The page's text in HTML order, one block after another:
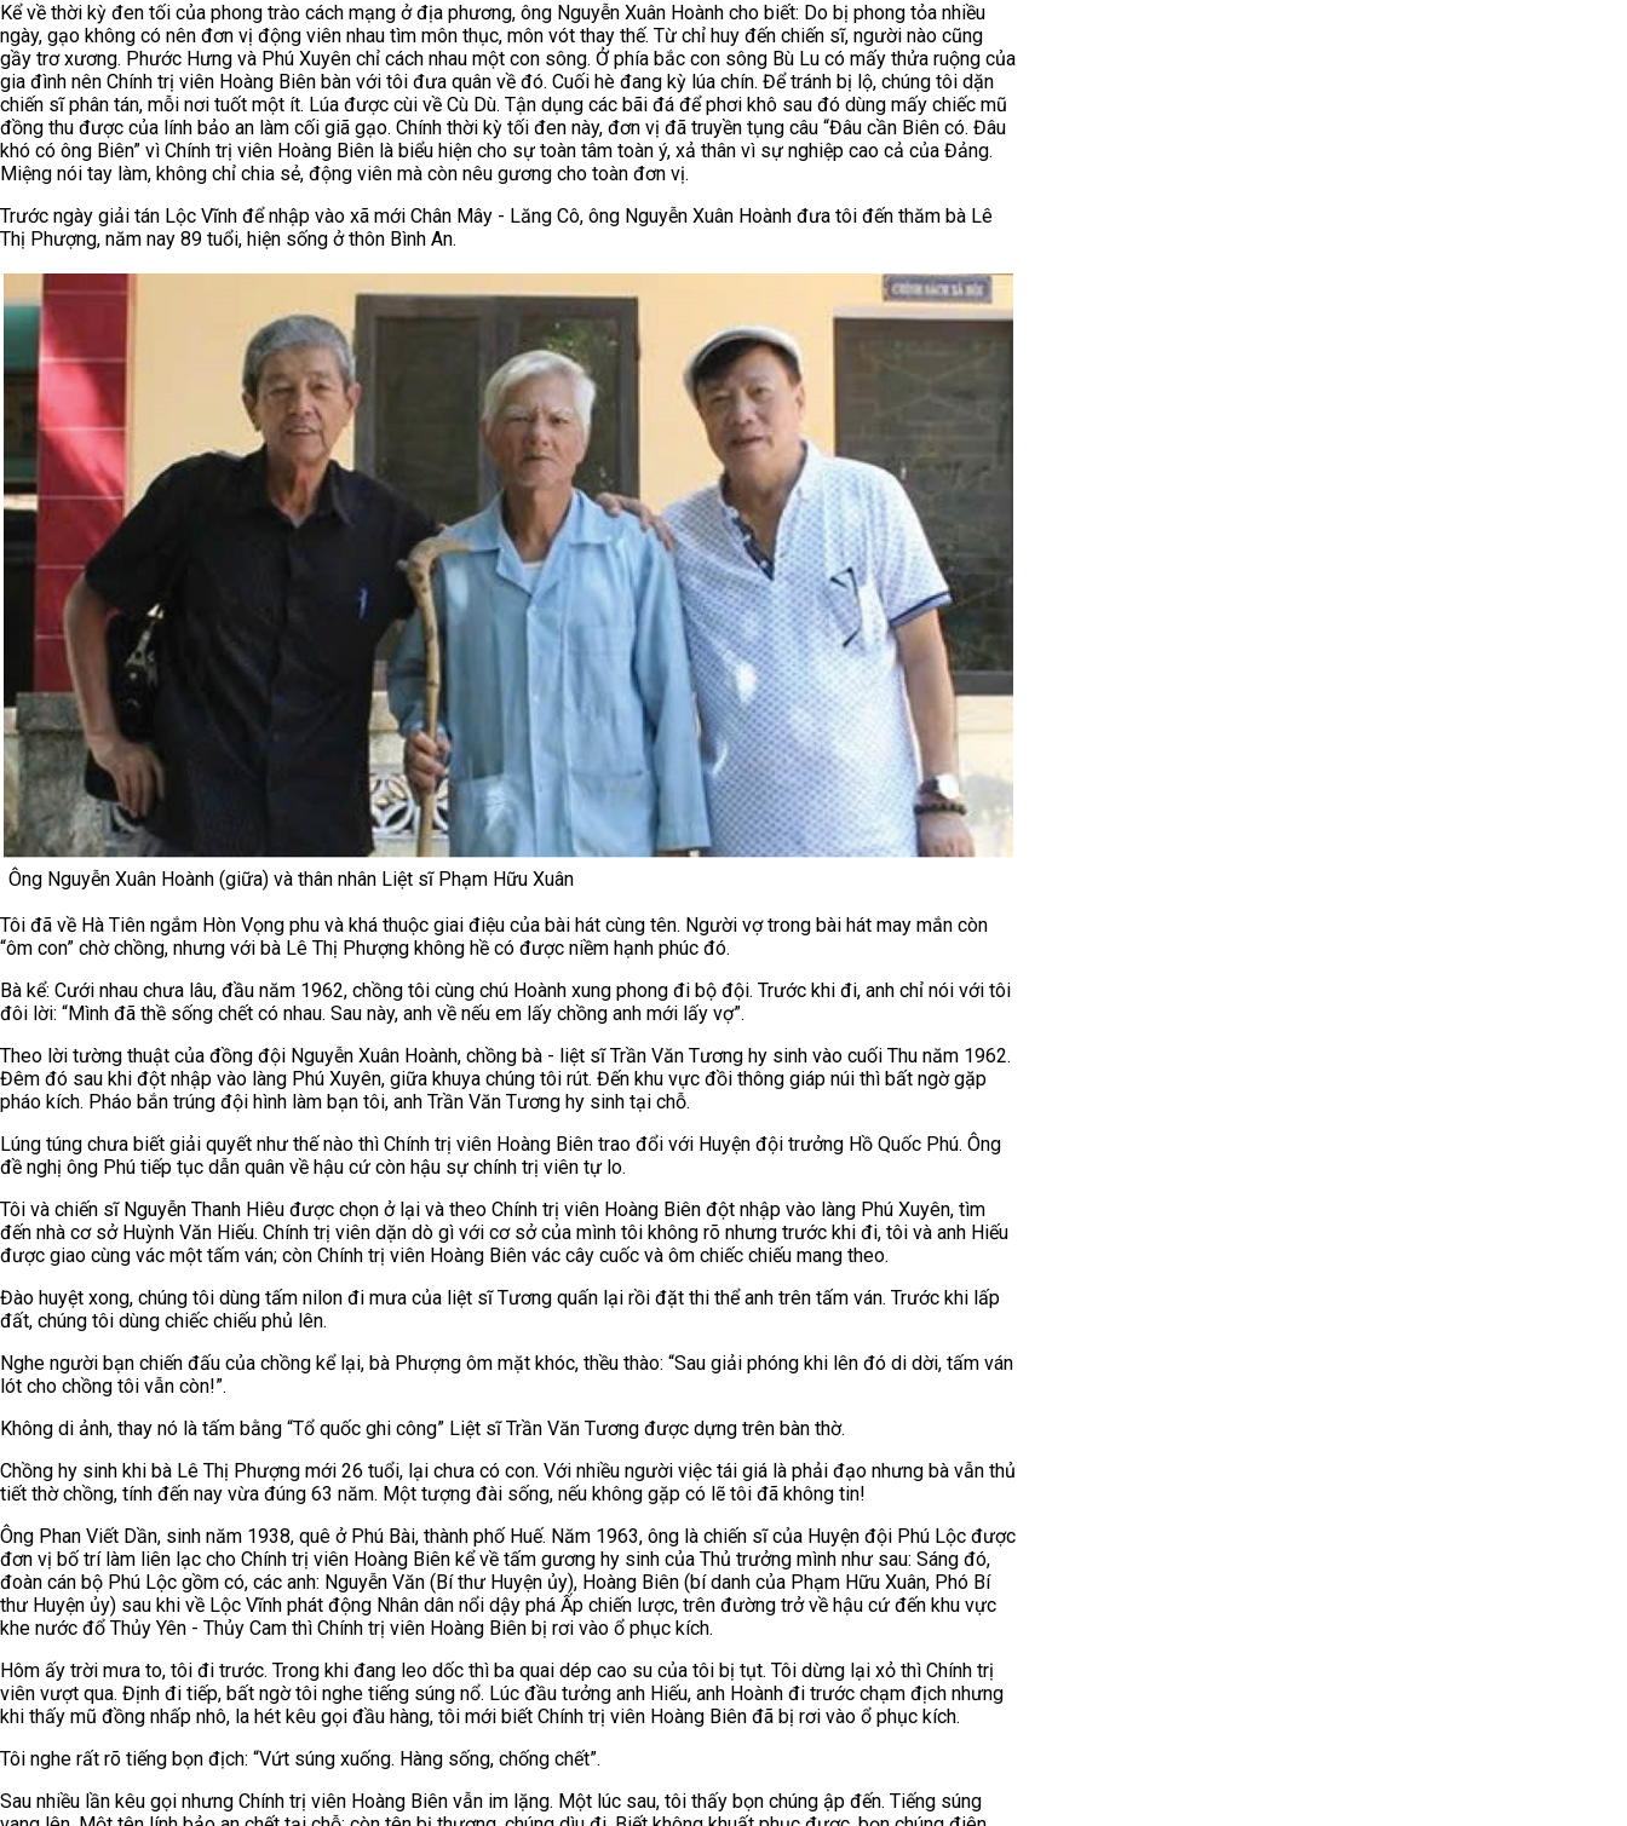
Kể về thời kỳ đen tối của phong trào cách mạng ở địa phương, ông Nguyễn Xuân Hoành cho biết: Do bị phong tỏa nhiều
ngày, gạo không có nên đơn vị động viên nhau tìm môn thục, môn vót thay thế. Từ chỉ huy đến chiến sĩ, người nào cũng
gầy trơ xương. Phước Hưng và Phú Xuyên chỉ cách nhau một con sông. Ở phía bắc con sông Bù Lu có mấy thửa ruộng của
gia đình nên Chính trị viên Hoàng Biên bàn với tôi đưa quân về đó. Cuối hè đang kỳ lúa chín. Để tránh bị lộ, chúng tôi dặn
chiến sĩ phân tán, mỗi nơi tuốt một ít. Lúa được cùi về Cù Dù. Tận dụng các bãi đá để phơi khô sau đó dùng mấy chiếc mũ
đồng thu được của lính bảo an làm cối giã gạo. Chính thời kỳ tối đen này, đơn vị đã truyền tụng câu “Đâu cần Biên có. Đâu
khó có ông Biên” vì Chính trị viên Hoàng Biên là biểu hiện cho sự toàn tâm toàn ý, xả thân vì sự nghiệp cao cả của Đảng.
Miệng nói tay làm, không chỉ chia sẻ, động viên mà còn nêu gương cho toàn đơn vị.
Trước ngày giải tán Lộc Vĩnh để nhập vào xã mới Chân Mây - Lăng Cô, ông Nguyễn Xuân Hoành đưa tôi đến thăm bà Lê
Thị Phượng, năm nay 89 tuổi, hiện sống ở thôn Bình An.
Ông Nguyễn Xuân Hoành (giữa) và thân nhân Liệt sĩ Phạm Hữu Xuân
Tôi đã về Hà Tiên ngắm Hòn Vọng phu và khá thuộc giai điệu của bài hát cùng tên. Người vợ trong bài hát may mắn còn
“ôm con” chờ chồng, nhưng với bà Lê Thị Phượng không hề có được niềm hạnh phúc đó.
Bà kể: Cưới nhau chưa lâu, đầu năm 1962, chồng tôi cùng chú Hoành xung phong đi bộ đội. Trước khi đi, anh chỉ nói với tôi
đôi lời: “Mình đã thề sống chết có nhau. Sau này, anh về nếu em lấy chồng anh mới lấy vợ”.
Theo lời tường thuật của đồng đội Nguyễn Xuân Hoành, chồng bà - liệt sĩ Trần Văn Tương hy sinh vào cuối Thu năm 1962.
Đêm đó sau khi đột nhập vào làng Phú Xuyên, giữa khuya chúng tôi rút. Đến khu vực đồi thông giáp núi thì bất ngờ gặp
pháo kích. Pháo bắn trúng đội hình làm bạn tôi, anh Trần Văn Tương hy sinh tại chỗ.
Lúng túng chưa biết giải quyết như thế nào thì Chính trị viên Hoàng Biên trao đổi với Huyện đội trưởng Hồ Quốc Phú. Ông
đề nghị ông Phú tiếp tục dẫn quân về hậu cứ còn hậu sự chính trị viên tự lo.
Tôi và chiến sĩ Nguyễn Thanh Hiêu được chọn ở lại và theo Chính trị viên Hoàng Biên đột nhập vào làng Phú Xuyên, tìm
đến nhà cơ sở Huỳnh Văn Hiếu. Chính trị viên dặn dò gì với cơ sở của mình tôi không rõ nhưng trước khi đi, tôi và anh Hiếu
được giao cùng vác một tấm ván; còn Chính trị viên Hoàng Biên vác cây cuốc và ôm chiếc chiếu mang theo.
Đào huyệt xong, chúng tôi dùng tấm nilon đi mưa của liệt sĩ Tương quấn lại rồi đặt thi thể anh trên tấm ván. Trước khi lấp
đất, chúng tôi dùng chiếc chiếu phủ lên.
Nghe người bạn chiến đấu của chồng kể lại, bà Phượng ôm mặt khóc, thều thào: “Sau giải phóng khi lên đó di dời, tấm ván
lót cho chồng tôi vẫn còn!”.
Không di ảnh, thay nó là tấm bằng “Tổ quốc ghi công” Liệt sĩ Trần Văn Tương được dựng trên bàn thờ.
Chồng hy sinh khi bà Lê Thị Phượng mới 26 tuổi, lại chưa có con. Với nhiều người việc tái giá là phải đạo nhưng bà vẫn thủ
tiết thờ chồng, tính đến nay vừa đúng 63 năm. Một tượng đài sống, nếu không gặp có lẽ tôi đã không tin!
Ông Phan Viết Dần, sinh năm 1938, quê ở Phú Bài, thành phố Huế. Năm 1963, ông là chiến sĩ của Huyện đội Phú Lộc được
đơn vị bố trí làm liên lạc cho Chính trị viên Hoàng Biên kể về tấm gương hy sinh của Thủ trưởng mình như sau: Sáng đó,
đoàn cán bộ Phú Lộc gồm có, các anh: Nguyễn Văn (Bí thư Huyện ủy), Hoàng Biên (bí danh của Phạm Hữu Xuân, Phó Bí
thư Huyện ủy) sau khi về Lộc Vĩnh phát động Nhân dân nổi dậy phá Ấp chiến lược, trên đường trở về hậu cứ đến khu vực
khe nước đổ Thủy Yên - Thủy Cam thì Chính trị viên Hoàng Biên bị rơi vào ổ phục kích.
Hôm ấy trời mưa to, tôi đi trước. Trong khi đang leo dốc thì ba quai dép cao su của tôi bị tụt. Tôi dừng lại xỏ thì Chính trị
viên vượt qua. Định đi tiếp, bất ngờ tôi nghe tiếng súng nổ. Lúc đầu tưởng anh Hiếu, anh Hoành đi trước chạm địch nhưng
khi thấy mũ đồng nhấp nhô, la hét kêu gọi đầu hàng, tôi mới biết Chính trị viên Hoàng Biên đã bị rơi vào ổ phục kích.
Tôi nghe rất rõ tiếng bọn địch: “Vứt súng xuống. Hàng sống, chống chết”.
Sau nhiều lần kêu gọi nhưng Chính trị viên Hoàng Biên vẫn im lặng. Một lúc sau, tôi thấy bọn chúng ập đến. Tiếng súng